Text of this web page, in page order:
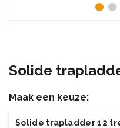
Solide
Maak een keuze:
Solide trapladder 12